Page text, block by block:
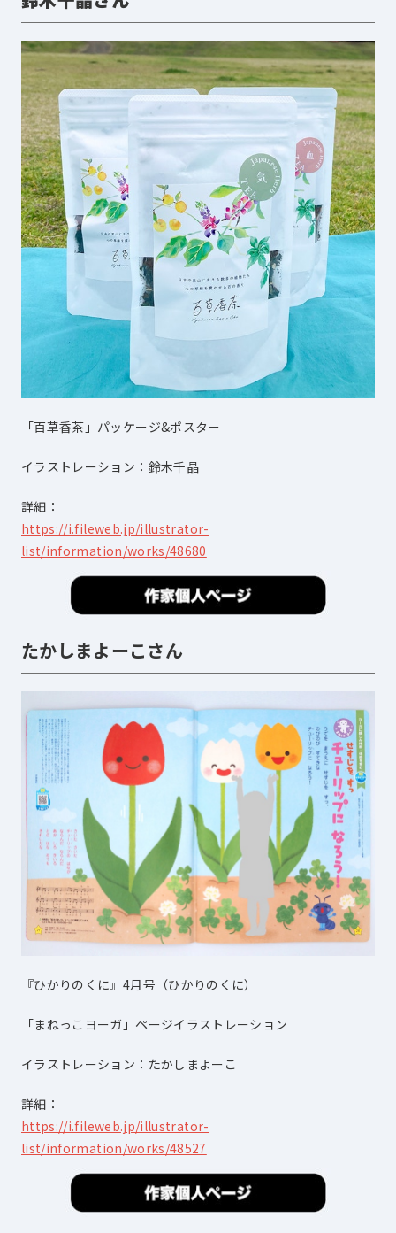
「百草香茶」パッケージ&ポスター
イラストレーション：鈴木千晶
詳細：
https://i.fileweb.jp/illustrator-
list/information/works/48680
たかしまよーこさん
『ひかりのくに』4月号（ひかりのくに）
「まねっこヨーガ」ページイラストレーション
イラストレーション：たかしまよーこ
詳細：
https://i.fileweb.jp/illustrator-
list/information/works/48527